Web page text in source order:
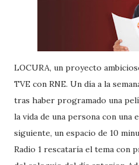
LOCURA, un proyecto
TVE con RNE. Un día a la
tras haber programado una
la vida de una persona con una
siguiente, un espacio de 10
Radio 1 rescataría el tema con